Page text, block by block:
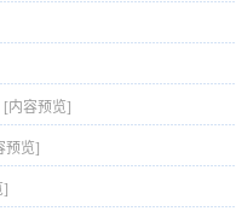
[内容预览]
预览]